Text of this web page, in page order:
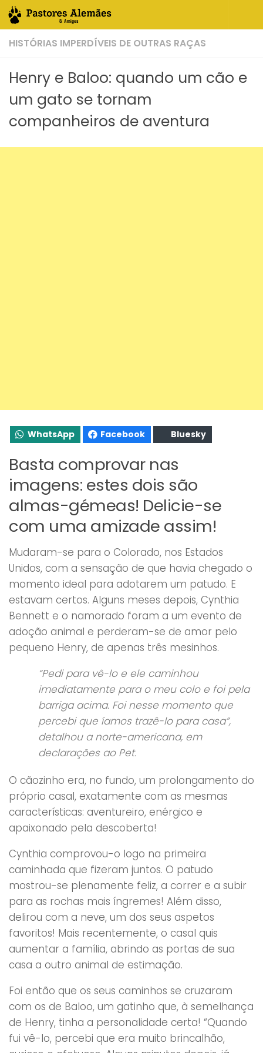
Skip to content
HISTÓRIAS IMPERDÍVEIS DE OUTRAS RAÇAS
Henry e Baloo: quando um cão e
um gato se tornam
companheiros de aventura
WhatsApp Facebook Bluesky
Basta comprovar nas
imagens: estes dois são
almas-gémeas! Delicie-se
com uma amizade assim!
Mudaram-se para o Colorado, nos Estados
Unidos, com a sensação de que havia chegado o
momento ideal para adotarem um patudo. E
estavam certos. Alguns meses depois, Cynthia
Bennett e o namorado foram a um evento de
adoção animal e perderam-se de amor pelo
pequeno Henry, de apenas três mesinhos.
“Pedi para vê-lo e ele caminhou
imediatamente para o meu colo e foi pela
barriga acima. Foi nesse momento que
percebi que íamos trazê-lo para casa”,
detalhou a norte-americana, em
declarações ao Pet.
O cãozinho era, no fundo, um prolongamento do
próprio casal, exatamente com as mesmas
características: aventureiro, enérgico e
apaixonado pela descoberta!
Cynthia comprovou-o logo na primeira
caminhada que fizeram juntos. O patudo
mostrou-se plenamente feliz, a correr e a subir
para as rochas mais íngremes! Além disso,
delirou com a neve, um dos seus aspetos
favoritos! Mais recentemente, o casal quis
aumentar a família, abrindo as portas de sua
casa a outro animal de estimação.
Foi então que os seus caminhos se cruzaram
com os de Baloo, um gatinho que, à semelhança
de Henry, tinha a personalidade certa! “Quando
fui vê-lo, percebi que era muito brincalhão,